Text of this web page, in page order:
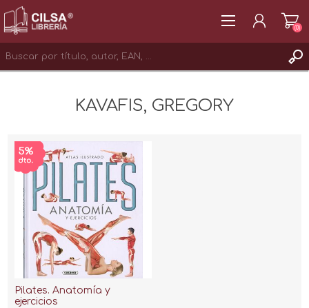
INICIAR SESIÓN
(0)
KAVAFIS, GREGORY
Pilates. Anatomía y
ejercicios